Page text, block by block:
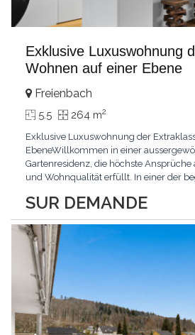
Exklusive Luxuswohnung
Wohnen auf einer Ebene
SUR DEMANDE
Freienbach
5.5 264 m2
Exklusive Luxuswohnung der
EbeneWillkommen in einer
Gartenresidenz, die höchste Ansprüche
und Wohnqualität erfüllt. In einer der
exklusives Zuhause mit über 230 m²
Grosszügigkeit, Privatsphäre und
einzigartige